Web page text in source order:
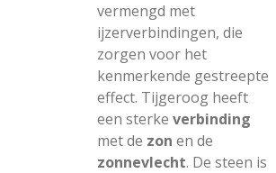
vermengd met
ijzerverbindingen, die
zorgen voor het
kenmerkende gestreepte
effect. Tijgeroog heeft
een sterke verbinding
met de zon en de
zonnevlecht. De steen is